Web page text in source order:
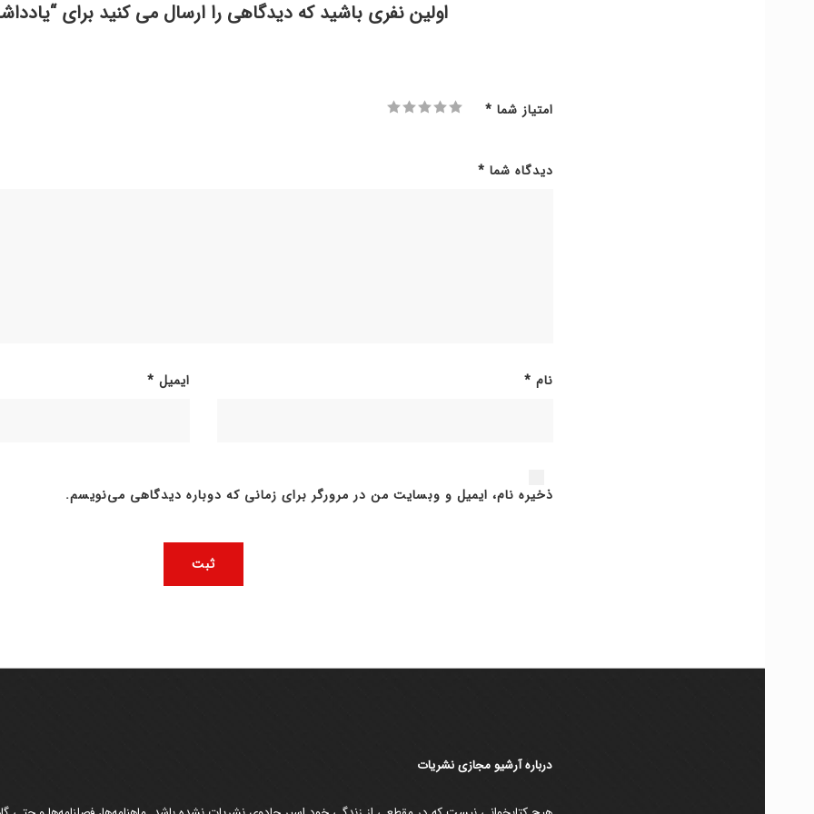
اولین نفری باشید که دیدگاهی را ارسال می کنید برای
امتیاز شما *
دیدگاه شما *
نام * ایمیل *
ذخیره نام، ایمیل و وبسایت من در مرورگر برای زمانی که دوباره دیدگاهی می‌نویسم.
دربارۀ آرشیو مجازی نشریات